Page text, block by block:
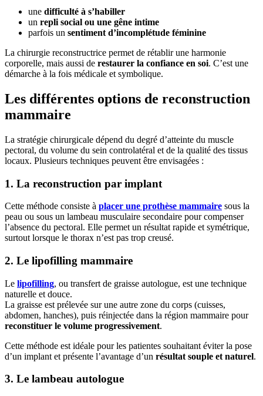
une difficulté à s’habiller
un repli social ou une gêne intime
parfois un sentiment d’incomplétude féminine
La chirurgie reconstructrice permet de rétablir une harmonie
corporelle, mais aussi de restaurer la confiance en soi. C’est une
démarche à la fois médicale et symbolique.
Les différentes options de reconstruction
mammaire
La stratégie chirurgicale dépend du degré d’atteinte du muscle
pectoral, du volume du sein controlatéral et de la qualité des tissus
locaux. Plusieurs techniques peuvent être envisagées :
1. La reconstruction par implant
Cette méthode consiste à placer une prothèse mammaire sous la
peau ou sous un lambeau musculaire secondaire pour compenser
l’absence du pectoral. Elle permet un résultat rapide et symétrique,
surtout lorsque le thorax n’est pas trop creusé.
2. Le lipofilling mammaire
Le lipofilling, ou transfert de graisse autologue, est une technique
naturelle et douce.
La graisse est prélevée sur une autre zone du corps (cuisses,
abdomen, hanches), puis réinjectée dans la région mammaire pour
reconstituer le volume progressivement.
Cette méthode est idéale pour les patientes souhaitant éviter la pose
d’un implant et présente l’avantage d’un résultat souple et naturel.
3. Le lambeau autologue